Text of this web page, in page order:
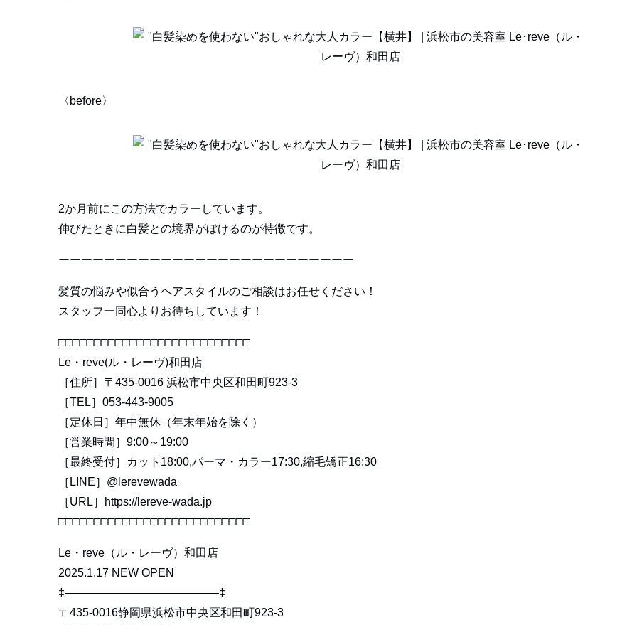
〈before〉
2か月前にこの方法でカラーしています。
伸びたときに白髪との境界がぼけるのが特徴です。
ーーーーーーーーーーーーーーーーーーーーーーーーーー
髪質の悩みや似合うヘアスタイルのご相談はお任せください！
スタッフ一同心よりお待ちしています！
□□□□□□□□□□□□□□□□□□□□□□□□□□□
Le・reve(ル・レーヴ)和田店
［住所］〒435-0016 浜松市中央区和田町923-3
［TEL］053-443-9005
［定休日］年中無休（年末年始を除く）
［営業時間］9:00～19:00
［最終受付］カット18:00,パーマ・カラー17:30,縮毛矯正16:30
［LINE］@lerevewada
［URL］https://lereve-wada.jp
□□□□□□□□□□□□□□□□□□□□□□□□□□□
Le・reve（ル・レーヴ）和田店
2025.1.17 NEW OPEN
‡—————————————–‡
〒435-0016静岡県浜松市中央区和田町923-3